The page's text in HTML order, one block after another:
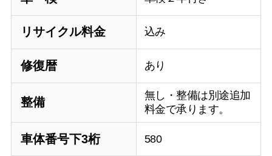
リサイクル料金 込み
修復暦 あり
整備
無し・整備は別途追加
料金で承ります。
車体番号下3桁 580